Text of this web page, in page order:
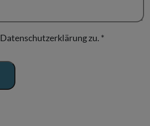
Datenschutzerklärungzu. *